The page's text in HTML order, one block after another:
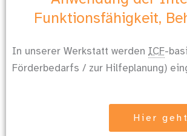
Funktionsfähigkeit,
In unserer Werkstatt werden ICF-
Förderbedarfs / zur Hilfeplanung)
Hier